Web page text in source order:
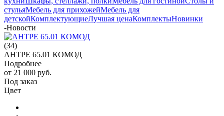
стульяМебель для прихожейМебель для
детскойКомплектующиеЛучшая ценаКомплектыНовинки
-Новости
(34)
АНТРЕ 65.01 КОМОД
Подробнее
от 21 000 руб.
Под заказ
Цвет